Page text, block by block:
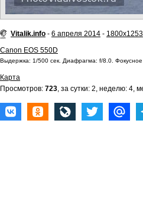
Vitalik.info - 6 апреля 2014 - 1800x1253
Canon EOS 550D
Выдержка: 1/500 сек. Диафрагма: f/8.0.
Карта
Просмотров: 723, за сутки: 2, неделю: 4,